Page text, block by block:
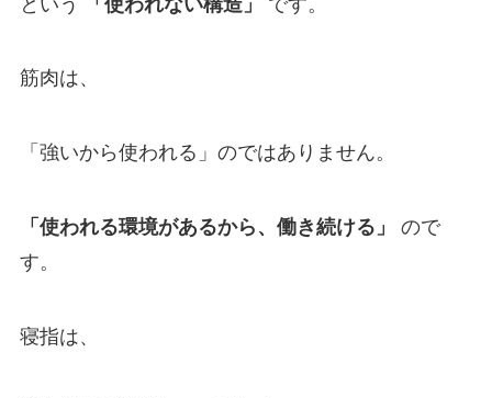
筋肉は、
「強いから使われる」のではありません。
「使われる環境があるから、働き続ける」
ので
す。
寝指は、